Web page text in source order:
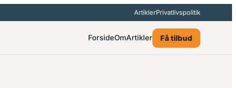
ArtiklerPrivatlivspolitik
ForsideOmArtikler Få tilbud